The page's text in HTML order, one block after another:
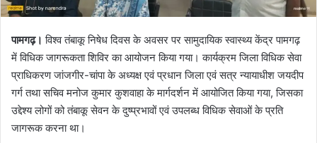
पामगढ़। विश्व तंबाकू निषेध दिवस के अवसर पर सामुदायिक स्वास्थ्य केंद्र पामगढ़
में विधिक जागरूकता शिविर का आयोजन किया गया। कार्यक्रम जिला विधिक सेवा
प्राधिकरण जांजगीर-चांपा के अध्यक्ष एवं प्रधान जिला एवं सत्र न्यायाधीश जयदीप
गर्ग तथा सचिव मनोज कुमार कुशवाहा के मार्गदर्शन में आयोजित किया गया, जिसका
उद्देश्य लोगों को तंबाकू सेवन के दुष्प्रभावों एवं उपलब्ध विधिक सेवाओं के प्रति
जागरूक करना था।